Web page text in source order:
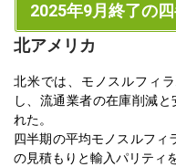
2025年9月終了の
北アメリカ
北米では、モノスルフィ
し、流通業者の在庫削減
れた。
四半期の平均モノスルフィ
の見積もりと輸入パリティ